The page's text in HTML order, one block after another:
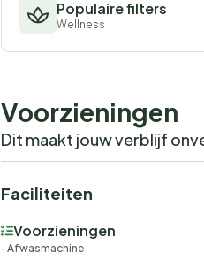
Populaire filters
Wellness
Voorzieningen
Dit maakt jouw verblijf
Faciliteiten
Voorzieningen
Afwasmachine